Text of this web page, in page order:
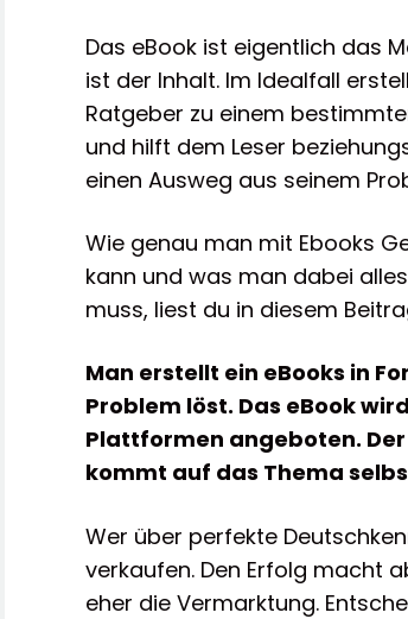
Das eBook ist eigentlich das
ist der Inhalt. Im Idealfall
Ratgeber zu einem
und hilft dem Leser
einen Ausweg aus seinem
Wie genau man mit Ebooks
kann und was man dabei
muss, liest du in diesem
Man erstellt ein eBooks in
Problem löst. Das eBook
Plattformen angeboten. Der
kommt auf das Thema
Wer über perfekte
verkaufen. Den Erfolg macht
eher die Vermarktung.